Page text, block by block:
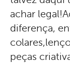
achar
diferença,
peças